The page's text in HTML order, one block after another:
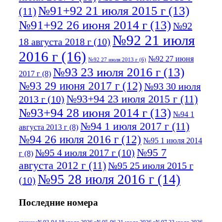
(11)№91+92 21 июля 2015 г (13)
№91+92 26 июня 2014 г (13)№92
18 августа 2018 г (10) №92 21 июля
2016 г (16) №92 27 июля 2013 г (6) №92 27 июня
2017 г (8) №93 23 июля 2016 г (13)
№93 29 июня 2017 г (12) №93 30 июля
2013 г (10) №93+94 23 июля 2015 г (11)
№93+94 28 июня 2014 г (13) №94 1
августа 2013 г (8) №94 1 июля 2017 г (11)
№94 26 июля 2016 г (12) №95 1 июля 2014
г (8) №95 4 июля 2017 г (10) №95 7
августа 2012 г (11)№95 25 июля 2015 г
(10) №95 28 июля 2016 г (14)
июля 2017 г(11)№96 9 августа 2012
Последние номера